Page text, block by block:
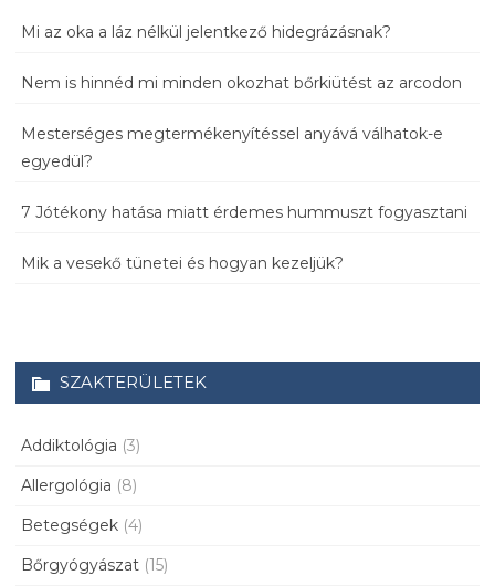
Mi az oka a láz nélkül jelentkező hidegrázásnak?
Nem is hinnéd mi minden okozhat bőrkiütést az arcodon
Mesterséges megtermékenyítéssel anyává válhatok-e
egyedül?
7 Jótékony hatása miatt érdemes hummuszt fogyasztani
Mik a vesekő tünetei és hogyan kezeljük?
SZAKTERÜLETEK
Addiktológia (3)
Allergológia (8)
Betegségek (4)
Bőrgyógyászat (15)